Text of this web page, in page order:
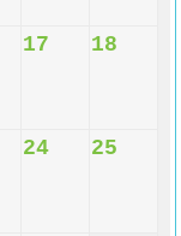
17 18
24 25